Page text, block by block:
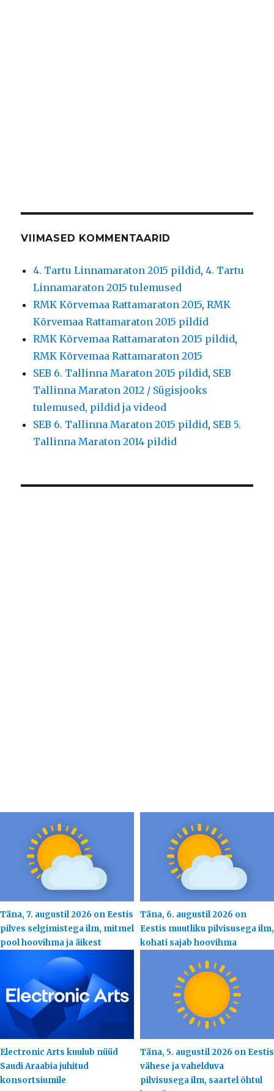
VIIMASED KOMMENTAARID
4. Tartu Linnamaraton 2015 pildid,4. Tartu
Linnamaraton 2015 tulemused
RMK Kõrvemaa Rattamaraton 2015,RMK
Kõrvemaa Rattamaraton 2015 pildid
RMK Kõrvemaa Rattamaraton 2015 pildid,
RMK Kõrvemaa Rattamaraton 2015
SEB 6. Tallinna Maraton 2015 pildid, SEB
Tallinna Maraton 2012 / Sügisjooks
tulemused, pildid ja videod
SEB 6. Tallinna Maraton 2015 pildid, SEB 5.
Tallinna Maraton 2014 pildid
Täna, 7. augustil 2026 on Eestis
pilves selgimistega ilm, mitmel
pool hoovihma ja äikest
Täna, 6. augustil 2026 on
Eestis muutliku pilvisusega ilm,
kohati sajab hoovihma
Electronic Arts kuulub nüüd
Saudi Araabia juhitud
konsortsiumile
Täna, 5. augustil 2026 on Eestis
vähese ja vahelduva
pilvisusega ilm, saartel õhtul